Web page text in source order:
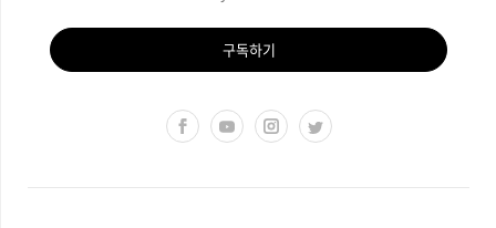
구독하기